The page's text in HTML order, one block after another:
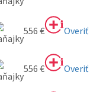
556 € Overiť
556 € Overiť